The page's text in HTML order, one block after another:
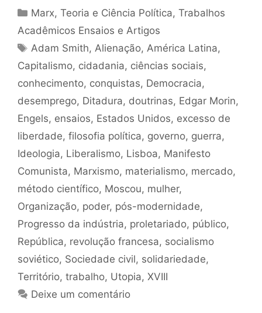
Categorias
Marx,Teoria e Ciência Política,Trabalhos
Acadêmicos Ensaios e Artigos
Tags
Adam Smith, Alienação, América Latina,
Capitalismo, cidadania, ciências sociais,
conhecimento, conquistas, Democracia,
desemprego, Ditadura, doutrinas, Edgar Morin,
Engels, ensaios, Estados Unidos, excesso de
liberdade, filosofia política, governo, guerra,
Ideologia, Liberalismo, Lisboa, Manifesto
Comunista, Marxismo, materialismo, mercado,
método científico, Moscou, mulher,
Organização, poder, pós-modernidade,
Progresso da indústria, proletariado, público,
República, revolução francesa, socialismo
soviético, Sociedade civil, solidariedade,
Território, trabalho, Utopia, XVIII
Deixe um comentário